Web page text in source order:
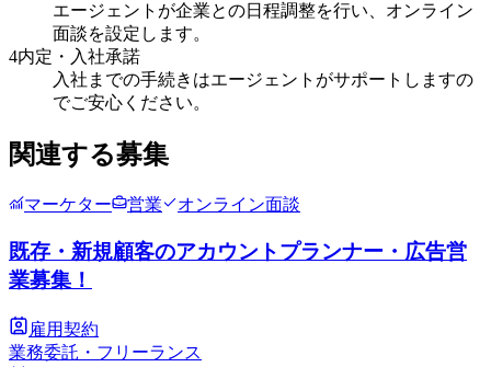
エージェントが企業との日程調整を行い、オンライン
面談を設定します。
4内定・入社承諾
入社までの手続きはエージェントがサポートしますの
でご安心ください。
関連する募集
マーケター 営業 オンライン面談
既存・新規顧客のアカウントプランナー・広告営
業募集！
雇用契約
業務委託・フリーランス